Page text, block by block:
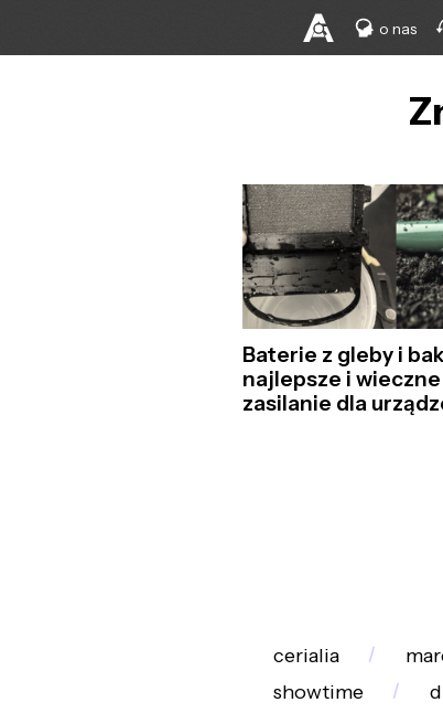
o nas
Baterie z gleby i
najlepsze i wieczne
zasilanie dla
cerialia
showtime